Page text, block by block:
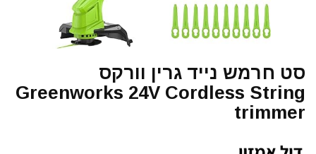
סט חרמש נייד גרין וורקס
Greenworks 24V Cordless String
trimmer